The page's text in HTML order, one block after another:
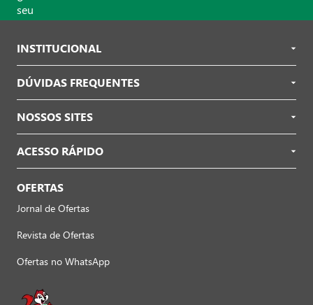
INSTITUCIONAL
DÚVIDAS FREQUENTES
NOSSOS SITES
ACESSO RÁPIDO
OFERTAS
Jornal de Ofertas
Revista de Ofertas
Ofertas no WhatsApp